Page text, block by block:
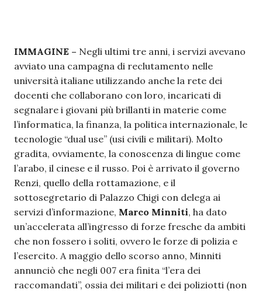
IMMAGINE – Negli ultimi tre anni, i servizi avevano
avviato una campagna di reclutamento nelle
università italiane utilizzando anche la rete dei
docenti che collaborano con loro, incaricati di
segnalare i giovani più brillanti in materie come
l’informatica, la finanza, la politica internazionale, le
tecnologie “dual use” (usi civili e militari). Molto
gradita, ovviamente, la conoscenza di lingue come
l’arabo, il cinese e il russo. Poi è arrivato il governo
Renzi, quello della rottamazione, e il
sottosegretario di Palazzo Chigi con delega ai
servizi d’informazione, Marco Minniti, ha dato
un’accelerata all’ingresso di forze fresche da ambiti
che non fossero i soliti, ovvero le forze di polizia e
l’esercito. A maggio dello scorso anno, Minniti
annunciò che negli 007 era finita “l’era dei
raccomandati”, ossia dei militari e dei poliziotti (non